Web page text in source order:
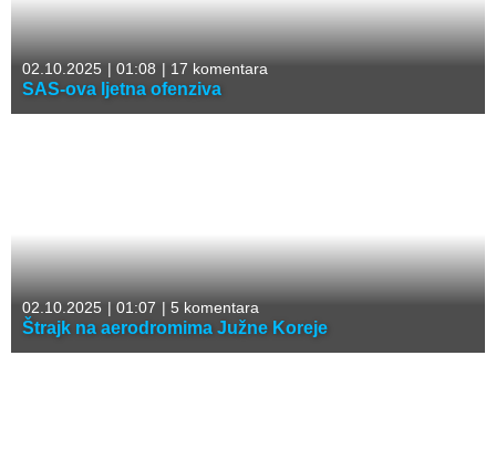
02.10.2025 | 01:08 | 17 komentara
SAS-ova ljetna ofenziva
02.10.2025 | 01:07 | 5 komentara
Štrajk na aerodromima Južne Koreje